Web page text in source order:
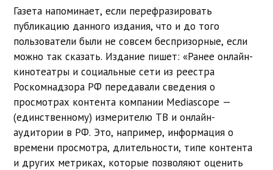
Газета напоминает, если перефразировать
публикацию данного издания, что и до того
пользователи были не совсем беспризорные, если
можно так сказать. Издание пишет: «Ранее онлайн-
кинотеатры и социальные сети из реестра
Роскомнадзора РФ передавали сведения о
просмотрах контента компании Mediascope —
(единственному) измерителю ТВ и онлайн-
аудитории в РФ. Это, например, информация о
времени просмотра, длительности, типе контента
и других метриках, которые позволяют оценить